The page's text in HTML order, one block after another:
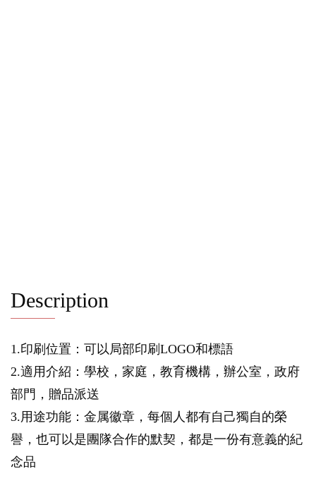
Description
1.印刷位置：可以局部印刷LOGO和標語
2.適用介紹：學校，家庭，教育機構，辦公室，政府
部門，贈品派送
3.用途功能：金属徽章，每個人都有自己獨自的榮
譽，也可以是團隊合作的默契，都是一份有意義的紀
念品